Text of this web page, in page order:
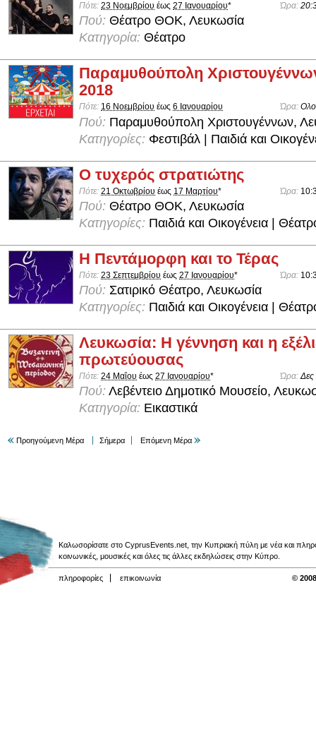
Πότε: 23 Νοεμβρίου έως 27 Ιανουαρίου* Ώρα:
Πού: Θέατρο ΘΟΚ, Λευκωσία
Κατηγορία: Θέατρο
Παραμυθούπολη
2018
Πότε: 16 Νοεμβρίου έως 6 Ιανουαρίου Ώρα:
Πού: Παραμυθούπολη Χριστουγέννων,
Κατηγορίες: Φεστιβάλ | Παιδιά και
Ο τυχερός στρατιώτης
Πότε: 21 Οκτωβρίου έως 17 Μαρτίου* Ώρα:
Πού: Θέατρο ΘΟΚ, Λευκωσία
Κατηγορίες: Παιδιά και Οικογένεια |
Η Πεντάμορφη και το Τέρας
Πότε: 23 Σεπτεμβρίου έως 27 Ιανουαρίου* Ώρα:
Πού: Σατιρικό Θέατρο, Λευκωσία
Κατηγορίες: Παιδιά και Οικογένεια |
Λευκωσία: Η γέννηση και η
πρωτεύουσας
Πότε: 24 Μαΐου έως 27 Ιανουαρίου* Ώρα:Δες
Πού: Λεβέντειο Δημοτικό Μουσείο,
Κατηγορία: Εικαστικά
Προηγούμενη Μέρα Σήμερα Επόμενη Μέρα
Καλωσορίσατε στο CyprusEvents.net, την Κυπριακή πύλη με νέα και
κοινωνικές, μουσικές και όλες τις άλλες εκδηλώσεις στην Κύπρο.
πληροφορίες επικοινωνία ©